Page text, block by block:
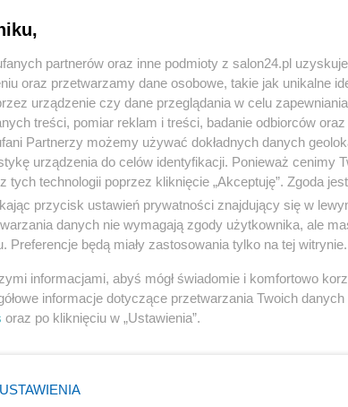
elementami wewnętrznymi
Reklama
duże siły ?
partnerów oraz inne podmioty z salon24.pl
oraz przetwarzamy dane osobowe, takie jak unikalne
urządzenie czy dane przeglądania w celu
treści, pomiar reklam i treści, badanie odbiorców oraz
Partnerzy możemy używać dokładnych danych
urządzenia do celów identyfikacji. Ponieważ cenimy
tych technologii poprzez kliknięcie „Akceptuję”. Zgoda
przycisk ustawień prywatności znajdujący się w
danych nie wymagają zgody użytkownika, ale
Preferencje będą miały zastosowania tylko na tej witrynie.
informacjami, abyś mógł świadomie i komfortowo
informacje dotyczące przetwarzania Twoich
oraz po kliknięciu w „Ustawienia”.
USTAWIENIA